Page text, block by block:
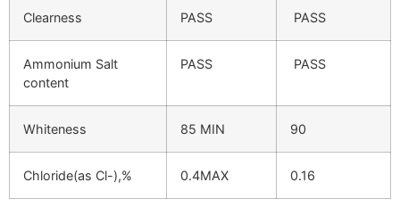
Clearness PASS PASS
Ammonium Salt
content
PASS PASS
Whiteness 85 MIN 90
Chloride(as Cl-),% 0.4MAX 0.16